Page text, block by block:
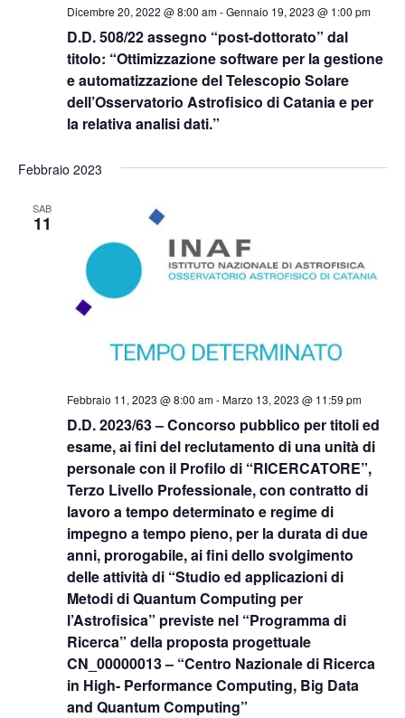
D.D. 508/22 assegno “post-dottorato” dal
titolo: “Ottimizzazione software per la gestione
e automatizzazione del Telescopio Solare
dell’Osservatorio Astrofisico di Catania e per
la relativa analisi dati.”
Dicembre 20, 2022 @ 8:00 am-Gennaio 19, 2023 @ 1:00 pm
Febbraio 2023
SAB
11
D.D. 2023/63 – Concorso pubblico per titoli ed
esame, ai fini del reclutamento di una unità di
personale con il Profilo di “RICERCATORE”,
Terzo Livello Professionale, con contratto di
lavoro a tempo determinato e regime di
impegno a tempo pieno, per la durata di due
anni, prorogabile, ai fini dello svolgimento
delle attività di “Studio ed applicazioni di
Metodi di Quantum Computing per
l’Astrofisica” previste nel “Programma di
Ricerca” della proposta progettuale
CN_00000013 – “Centro Nazionale di Ricerca
in High- Performance Computing, Big Data
and Quantum Computing”
Febbraio 11, 2023 @ 8:00 am-Marzo 13, 2023 @ 11:59 pm